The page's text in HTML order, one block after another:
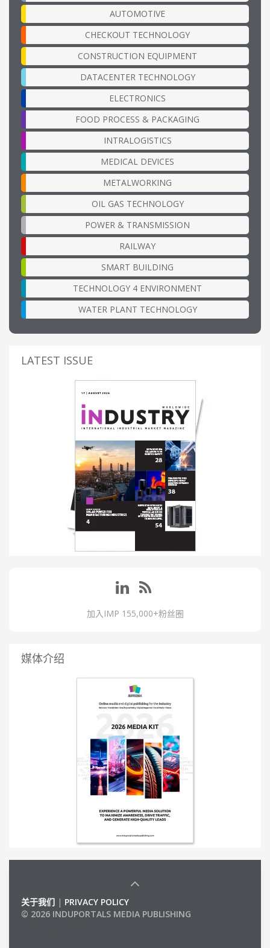
AUTOMOTIVE
CHECKOUT TECHNOLOGY
CONSTRUCTION EQUIPMENT
DATACENTER TECHNOLOGY
ELECTRONICS
FOOD PROCESS & PACKAGING
INTRALOGISTICS
MEDICAL DEVICES
METALWORKING
OIL GAS TECHNOLOGY
POWER & TRANSMISSION
RAILWAY
SMART BUILDING
TECHNOLOGY 4 ENVIRONMENT
WATER PLANT TECHNOLOGY
LATEST ISSUE
加入IMP 155,000+粉丝圈
媒体介绍
关于我们 | PRIVACY POLICY
© 2026 INDUPORTALS MEDIA PUBLISHING